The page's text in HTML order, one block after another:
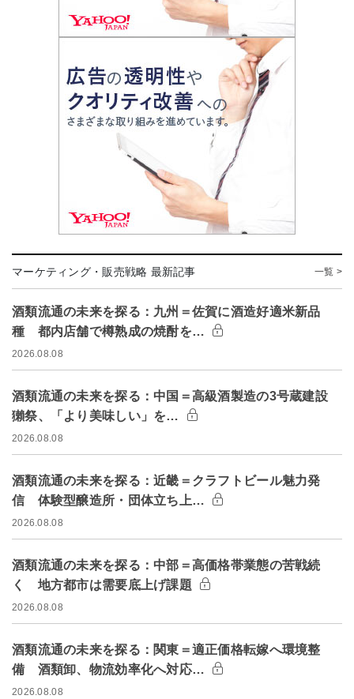
マーケティング・販売戦略 最新記事 一覧 >
酒類流通の未来を探る：九州＝佐賀に酒造好適米新品
種 都内店舗で樽熟成の焼酎を…
2026.08.08
酒類流通の未来を探る：中国＝高級酒製造の3号蔵建設
獺祭、「より美味しい」を…
2026.08.08
酒類流通の未来を探る：近畿＝クラフトビール魅力発
信 体験型醸造所・団体立ち上…
2026.08.08
酒類流通の未来を探る：中部＝高価格帯業態の苦戦続
く 地方都市は需要底上げ課題
2026.08.08
酒類流通の未来を探る：関東＝適正価格転嫁へ環境整
備 酒類卸、物流効率化へ対応…
2026.08.08